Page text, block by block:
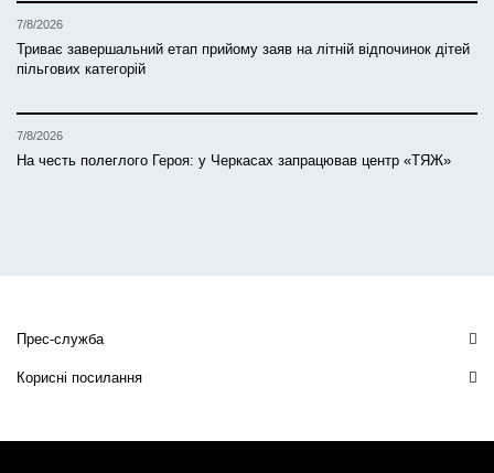
7/8/2026
Триває завершальний етап прийому заяв на літній відпочинок дітей
пільгових категорій
7/8/2026
На честь полеглого Героя: у Черкасах запрацював центр «ТЯЖ»
Прес-служба
Корисні посилання